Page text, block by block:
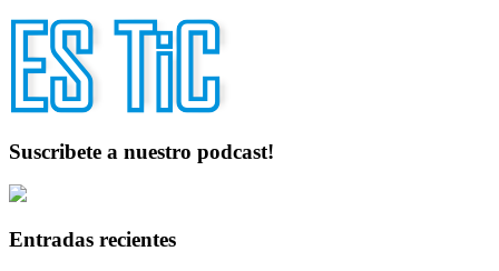
Suscribete a nuestro podcast!
Entradas recientes